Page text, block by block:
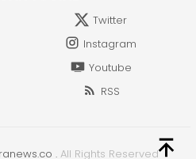
Twitter
Instagram
Youtube
RSS
. All Rights Reserved